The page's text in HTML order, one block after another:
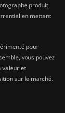
produit
en mettant
pour
vous pouvez
valeur et
sur le marché.